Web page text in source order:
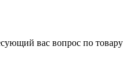
вас вопрос по товару